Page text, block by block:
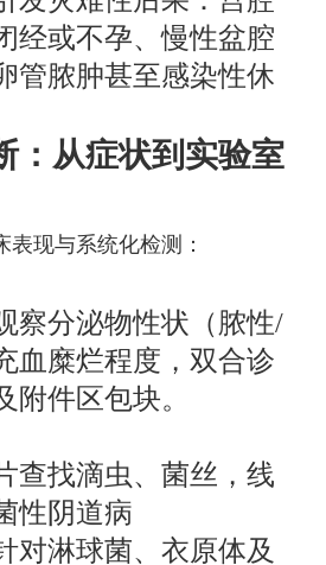
经或不孕、慢性盆腔
管脓肿甚至感染性休
：从症状到实验室
现与系统化检测：
察分泌物性状（脓性/
血糜烂程度，双合诊
附件区包块。
查找滴虫、菌丝，线
性阴道病
对淋球菌、衣原体及